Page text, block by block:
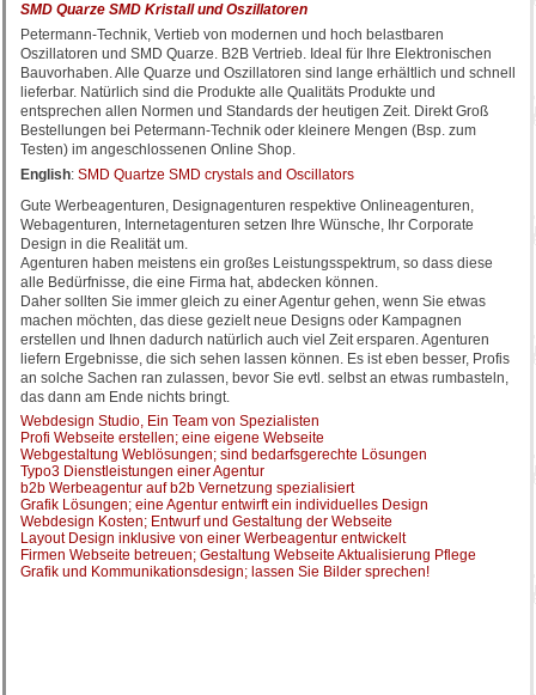
SMD Quarze SMD Kristall und Oszillatoren
Petermann-Technik, Vertieb von modernen und hoch belastbaren
Oszillatoren und SMD Quarze. B2B Vertrieb. Ideal für Ihre Elektronischen
Bauvorhaben. Alle Quarze und Oszillatoren sind lange erhältlich und schnell
lieferbar. Natürlich sind die Produkte alle Qualitäts Produkte und
entsprechen allen Normen und Standards der heutigen Zeit. Direkt Groß
Bestellungen bei Petermann-Technik oder kleinere Mengen (Bsp. zum
Testen) im angeschlossenen Online Shop.
English: SMD Quartze SMD crystals and Oscillators
Gute Werbeagenturen, Designagenturen respektive Onlineagenturen,
Webagenturen, Internetagenturen setzen Ihre Wünsche, Ihr Corporate
Design in die Realität um.
Agenturen haben meistens ein großes Leistungsspektrum, so dass diese
alle Bedürfnisse, die eine Firma hat, abdecken können.
Daher sollten Sie immer gleich zu einer Agentur gehen, wenn Sie etwas
machen möchten, das diese gezielt neue Designs oder Kampagnen
erstellen und Ihnen dadurch natürlich auch viel Zeit ersparen. Agenturen
liefern Ergebnisse, die sich sehen lassen können. Es ist eben besser, Profis
an solche Sachen ran zulassen, bevor Sie evtl. selbst an etwas rumbasteln,
das dann am Ende nichts bringt.
Webdesign Studio, Ein Team von Spezialisten
Profi Webseite erstellen; eine eigene Webseite
Webgestaltung Weblösungen; sind bedarfsgerechte Lösungen
Typo3 Dienstleistungen einer Agentur
b2b Werbeagentur auf b2b Vernetzung spezialisiert
Grafik Lösungen; eine Agentur entwirft ein individuelles Design
Webdesign Kosten; Entwurf und Gestaltung der Webseite
Layout Design inklusive von einer Werbeagentur entwickelt
Firmen Webseite betreuen; Gestaltung Webseite Aktualisierung Pflege
Grafik und Kommunikationsdesign; lassen Sie Bilder sprechen!